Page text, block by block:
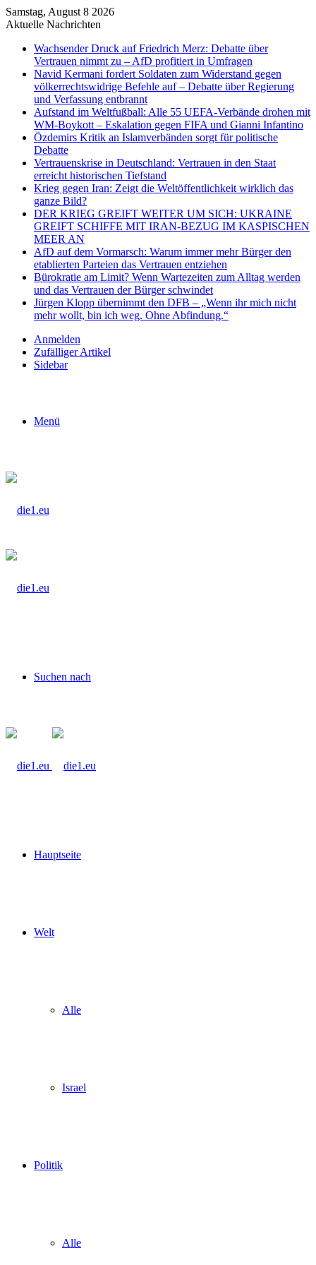
Samstag, August 8 2026
Aktuelle Nachrichten
Wachsender Druck auf Friedrich Merz: Debatte über
Vertrauen nimmt zu – AfD profitiert in Umfragen
Navid Kermani fordert Soldaten zum Widerstand gegen
völkerrechtswidrige Befehle auf – Debatte über Regierung
und Verfassung entbrannt
Aufstand im Weltfußball: Alle 55 UEFA-Verbände drohen mit
WM-Boykott – Eskalation gegen FIFA und Gianni Infantino
Özdemirs Kritik an Islamverbänden sorgt für politische
Debatte
Vertrauenskrise in Deutschland: Vertrauen in den Staat
erreicht historischen Tiefstand
Krieg gegen Iran: Zeigt die Weltöffentlichkeit wirklich das
ganze Bild?
DER KRIEG GREIFT WEITER UM SICH: UKRAINE
GREIFT SCHIFFE MIT IRAN-BEZUG IM KASPISCHEN
MEER AN
AfD auf dem Vormarsch: Warum immer mehr Bürger den
etablierten Parteien das Vertrauen entziehen
Bürokratie am Limit? Wenn Wartezeiten zum Alltag werden
und das Vertrauen der Bürger schwindet
Jürgen Klopp übernimmt den DFB – „Wenn ihr mich nicht
mehr wollt, bin ich weg. Ohne Abfindung.“
Anmelden
Zufälliger Artikel
Sidebar
Menü
Suchen nach
Hauptseite
Welt
Alle
Israel
Politik
Alle